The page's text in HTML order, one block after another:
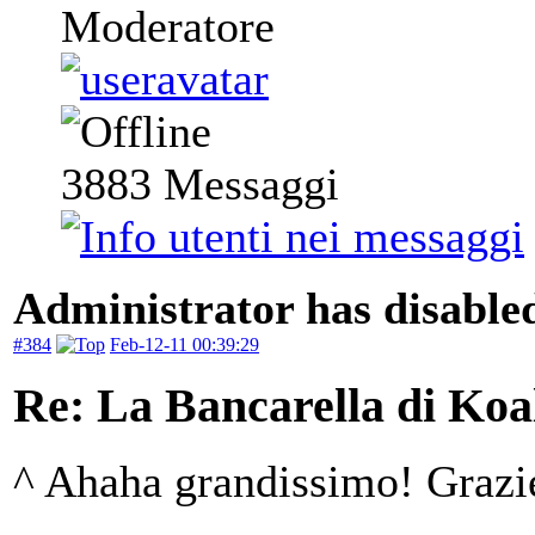
Moderatore
3883 Messaggi
Administrator has
#384 Feb-12-11 00:39:29
Re: La Bancarella di
^ Ahaha grandissimo!